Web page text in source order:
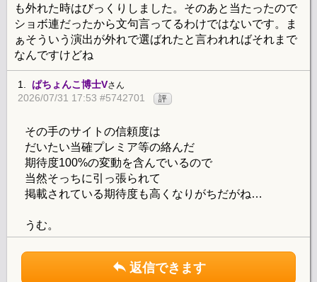
も外れた時はびっくりしました。そのあと当たったので
ショボ連だったから文句言ってるわけではないです。ま
ぁそういう演出が外れで選ばれたと言われればそれまで
なんですけどね
1. ぱちょんこ博士Vさん
2026/07/31 17:53 #5742701 評
その手のサイトの信頼度は
だいたい当確プレミア等の絡んだ
期待度100%の変動を含んでいるので
当然そっちに引っ張られて
掲載されている期待度も高くなりがちだがね…
うむ。
返信できます